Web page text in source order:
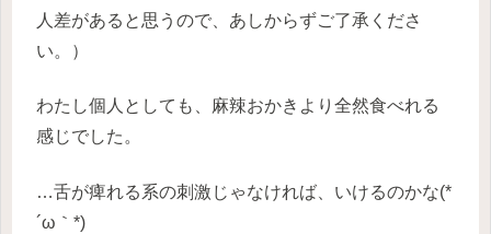
人差があると思うので、あしからずご了承くださ
い。）
わたし個人としても、麻辣おかきより全然食べれる
感じでした。
…舌が痺れる系の刺激じゃなければ、いけるのかな(*
´ω｀*)